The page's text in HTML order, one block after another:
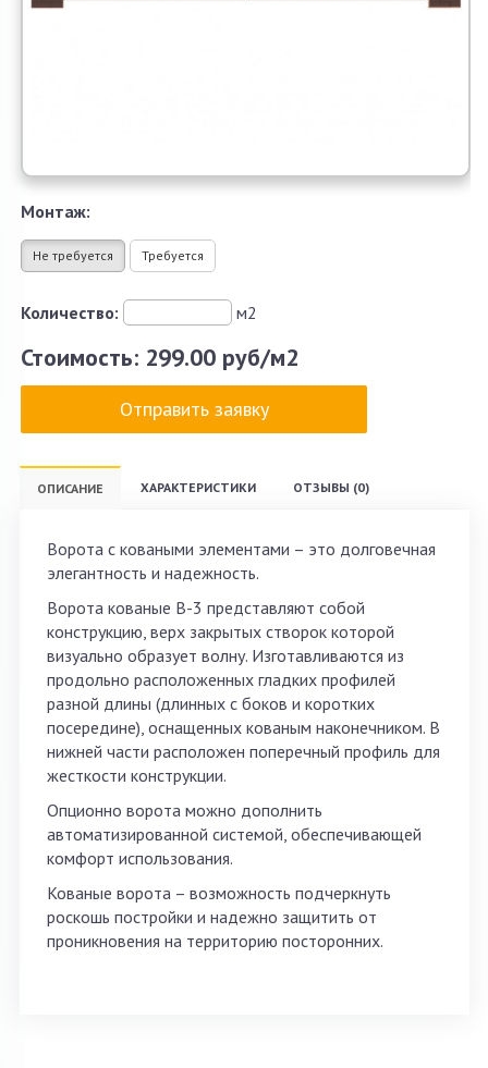
Монтаж:
Не требуется Требуется
Количество: м2
Стоимость: 299.00 руб/м2
Отправить заявку
ОПИСАНИЕ ХАРАКТЕРИСТИКИ ОТЗЫВЫ (0)
Ворота с коваными элементами – это долговечная
элегантность и надежность.
Ворота кованые В-3 представляют собой
конструкцию, верх закрытых створок которой
визуально образует волну. Изготавливаются из
продольно расположенных гладких профилей
разной длины (длинных с боков и коротких
посередине), оснащенных кованым наконечником. В
нижней части расположен поперечный профиль для
жесткости конструкции.
Опционно ворота можно дополнить
автоматизированной системой, обеспечивающей
комфорт использования.
Кованые ворота – возможность подчеркнуть
роскошь постройки и надежно защитить от
проникновения на территорию посторонних.